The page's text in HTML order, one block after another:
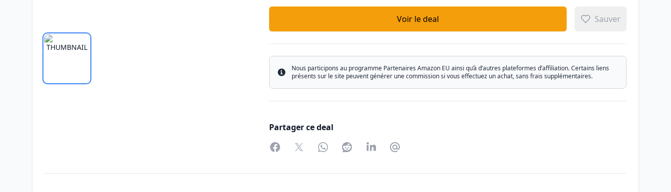
Voir le deal Sauver
Info
Nous participons au programme Partenaires Amazon EU ainsi qu’à d’autres plateformes d’affiliation. Certains liens
présents sur le site peuvent générer une commission si vous effectuez un achat, sans frais supplémentaires.
Partager ce deal
FacebookTwitterWhatsAppRedditLinkedInPartager par Email